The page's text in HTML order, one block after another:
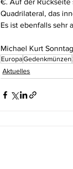
€. Auf der Rückseite
Quadrilateral, das
Es ist ebenfalls sehr
Michael Kurt Sonntag
EuropaGedenkmünzen
Aktuelles